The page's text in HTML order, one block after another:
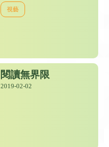
視藝
閱讀無界限
2019-02-02